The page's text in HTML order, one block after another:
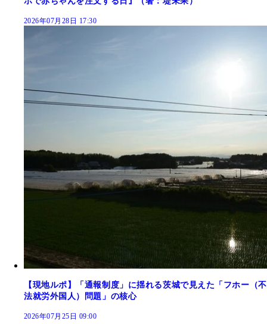
2026年07月28日 17:30
【現地ルポ】「通報制度」に揺れる茨城で見えた「フホー（不
法就労外国人）問題」の核心
2026年07月25日 09:00